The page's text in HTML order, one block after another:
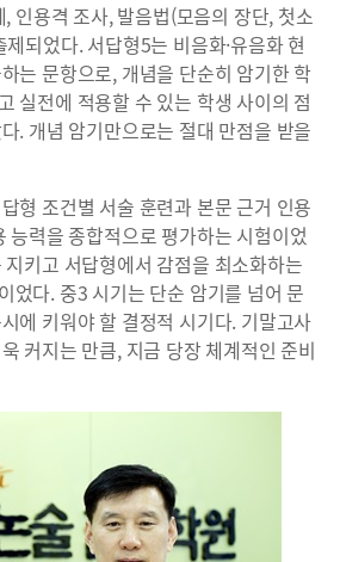
인용격 조사, 발음법(모음의 장단, 첫소
되었다. 서답형5는 비음화·유음화 현
는 문항으로, 개념을 단순히 암기한 학
실전에 적용할 수 있는 학생 사이의 점
. 개념 암기만으로는 절대 만점을 받을
형 조건별 서술 훈련과 본문 근거 인용
능력을 종합적으로 평가하는 시험이었
키고 서답형에서 감점을 최소화하는
었다. 중3 시기는 단순 암기를 넘어 문
에 키워야 할 결정적 시기다. 기말고사
커지는 만큼, 지금 당장 체계적인 준비